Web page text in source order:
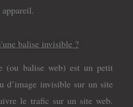
balise invisible ?
(ou balise web) est un petit
d’image invisible sur un site
le trafic sur un site web.